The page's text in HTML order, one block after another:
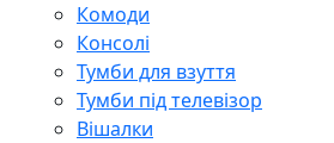
Комоди
Консолі
Тумби для взуття
Тумби під телевізор
Вішалки